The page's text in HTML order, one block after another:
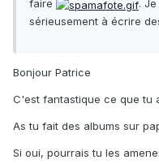
faire
.
sérieusement à écrire
Bonjour Patrice
C'est fantastique ce que tu
As tu fait des albums sur
Si oui, pourrais tu les